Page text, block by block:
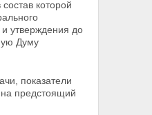
которой
утверждения до
Думу
показатели
на предстоящий